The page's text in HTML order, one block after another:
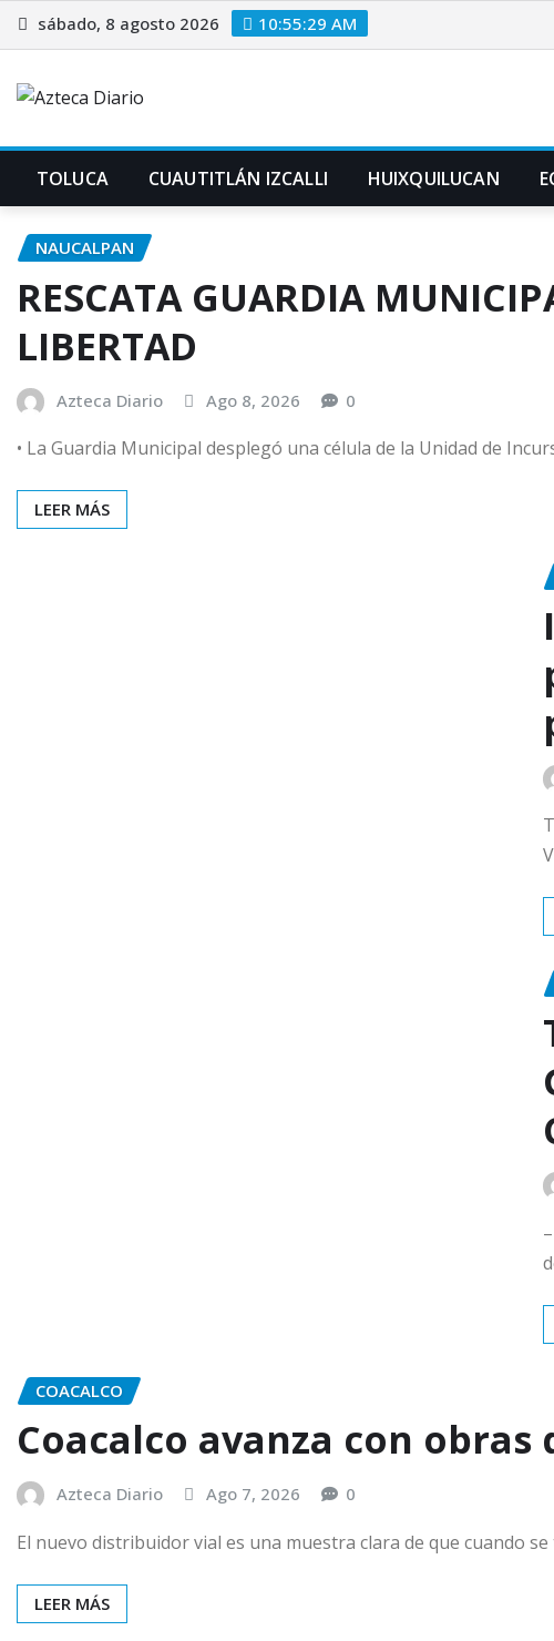
Saltar
al
sábado, 8 agosto 2026 10:55:30 AM
TOLUCA CUAUTITLÁN IZCALLI HUIXQUILUCAN
NAUCALPAN
RESCATA GUARDIA
LIBERTAD
Azteca Diario Ago 8, 2026 0
•⁠ ⁠La Guardia Municipal desplegó una célula de la Unidad de
LEER MÁS
COACALCO
Coacalco avanza con
Azteca Diario Ago 7, 2026 0
El nuevo distribuidor vial es una muestra clara de que cuando
LEER MÁS